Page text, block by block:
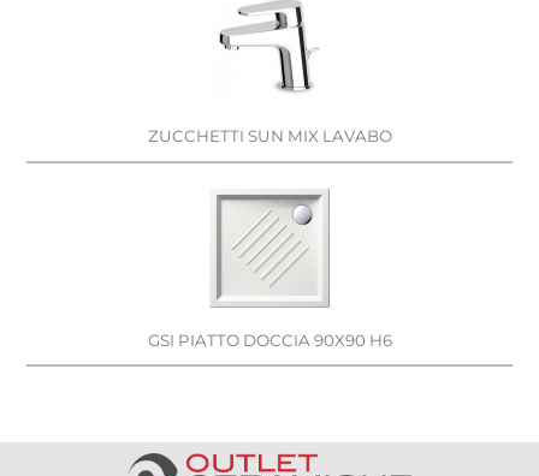
ZUCCHETTI SUN MIX LAVABO
GSI PIATTO DOCCIA 90X90 H6